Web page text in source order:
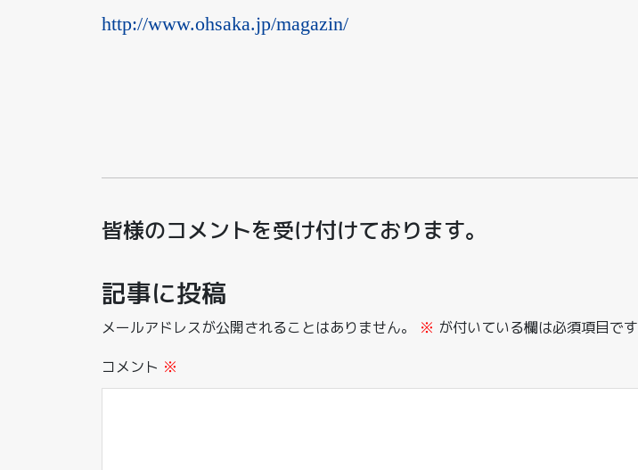
http://www.ohsaka.jp/magazin/
皆様のコメントを受け付けております。
記事に投稿
メールアドレスが公開されることはありません。 ※ が付いている欄は必須項目です
コメント ※